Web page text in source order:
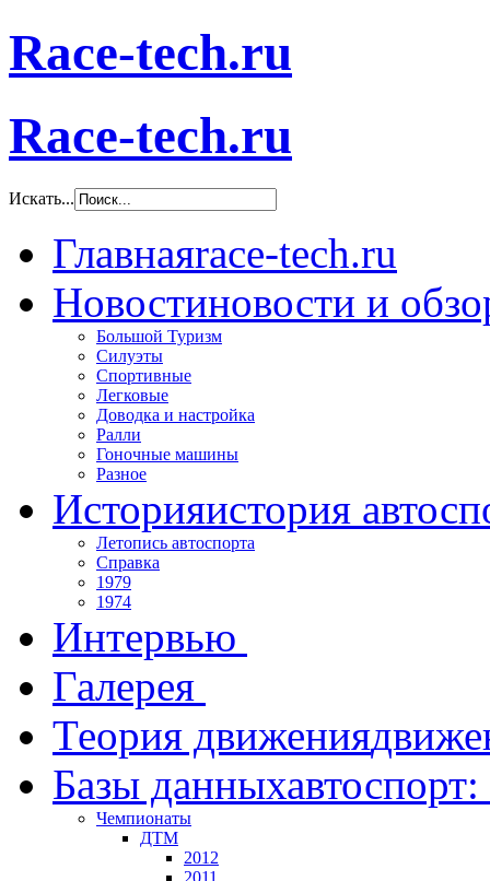
Race-tech.ru
Race-tech.ru
Искать...
Главнаяrace-tech.ru
Новостиновости и
Большой Туризм
Силуэты
Спортивные
Легковые
Доводка и настройка
Ралли
Гоночные машины
Разное
Историяистория
Летопись автоспорта
Справка
1979
1974
Интервью
Галерея
Теория движения
Базы данных
Чемпионаты
ДТМ
2012